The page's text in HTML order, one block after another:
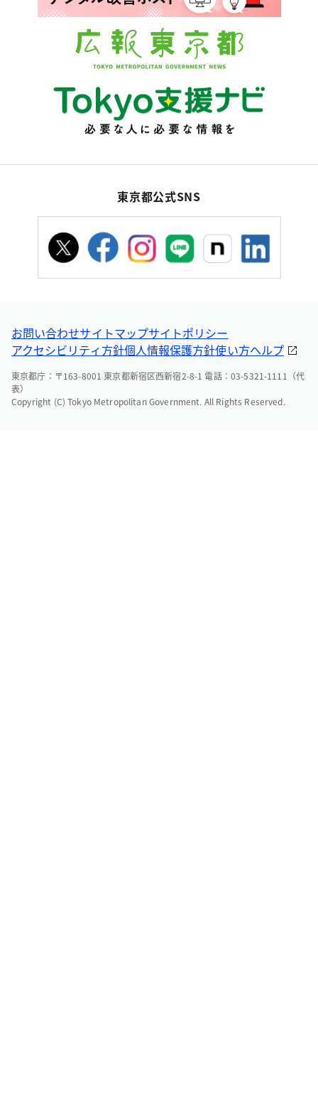
東京都公式SNS
お問い合わせサイトマップサイトポリシー
アクセシビリティ方針個人情報保護方針使い方ヘルプ
東京都庁：〒163-8001 東京都新宿区西新宿2-8-1 電話：03-5321-1111（代
表）
Copyright (C) Tokyo Metropolitan Government. All Rights Reserved.